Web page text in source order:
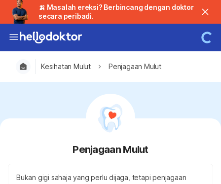
🍌 Masalah ereksi? Berbincang dengan doktor
secara peribadi.
Kesihatan Mulut Penjagaan Mulut
Penjagaan Mulut
Bukan gigi sahaja yang perlu dijaga, tetapi penjagaan